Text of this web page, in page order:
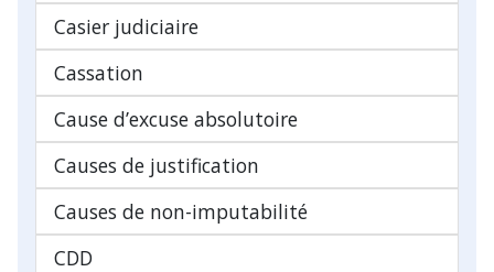
Casier judiciaire
Cassation
Cause d’excuse absolutoire
Causes de justification
Causes de non-imputabilité
CDD